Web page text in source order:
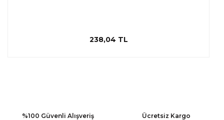
238,04 TL
%100 Güvenli Alışveriş Ücretsiz Kargo